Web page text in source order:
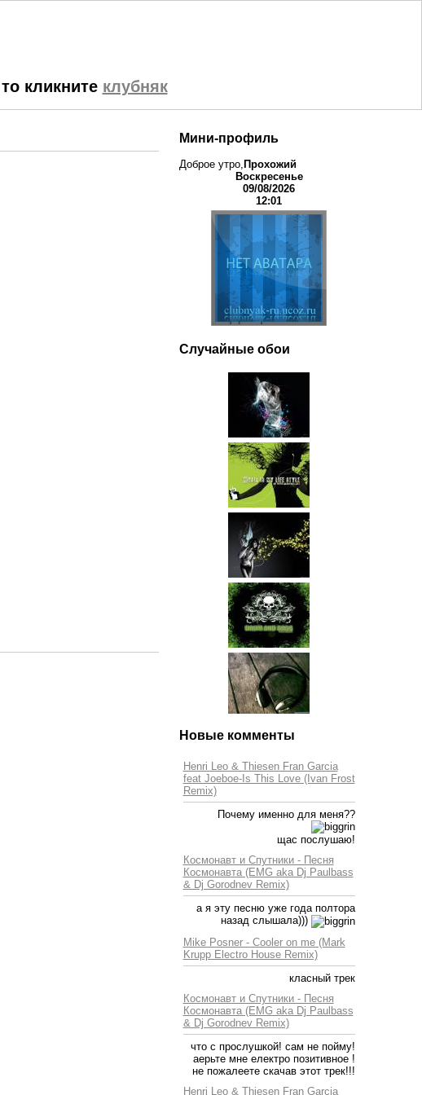
кликните клубняк
Мини-профиль
Доброе утро, Прохожий
Воскресенье
09/08/2026
12:01
Случайные обои
Новые комменты
Henri Leo & Thiesen Fran Garcia
feat Joeboe-Is This Love (Ivan Frost
Remix)
Почему именно для меня??
щас послушаю!
Космонавт и Спутники - Песня
Космонавта (EMG aka Dj Paulbass
& Dj Gorodnev Remix)
а я эту песню уже года полтора
назад слышала)))
Mike Posner - Cooler on me (Mark
Krupp Electro House Remix)
класный трек
Космонавт и Спутники - Песня
Космонавта (EMG aka Dj Paulbass
& Dj Gorodnev Remix)
что с прослушкой! сам не пойму!
аерьте мне електро позитивное !
не пожалеете скачав этот трек!!!
Henri Leo & Thiesen Fran Garcia